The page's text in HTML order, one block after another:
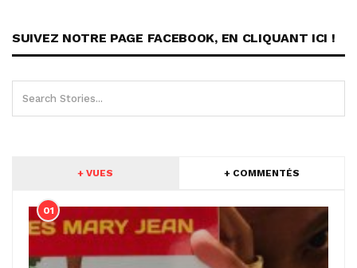
SUIVEZ NOTRE PAGE FACEBOOK, EN CLIQUANT ICI !
+ VUES + COMMENTÉS
01